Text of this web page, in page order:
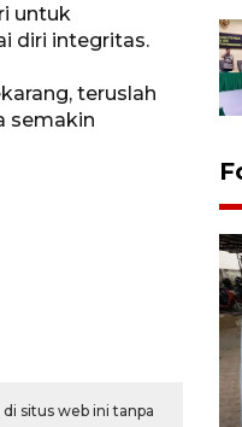
untuk
diri integritas.
teruslah
semakin
situs web ini tanpa